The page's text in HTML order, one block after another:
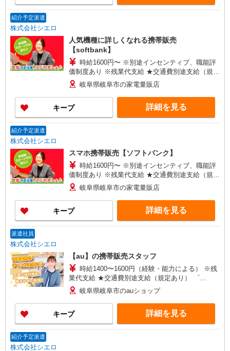
認定資格を取得すると資格手当が追加支給されま
紹介予定派遣
株式会社シエロ
人気機種に詳しくなれる携帯販売
【softbank】
時給1600円〜 ※別途インセンティブ、職能評
価制度あり ※残業代支給 ★交通費別途支給（規定
あり） ゜+゜・。○。・゜+゜・。○。・゜+゜ 入
社祝い金10万円支給(規定有) お友達を紹介頂くと,
インセンティブ支給(規定有) ★月2回払い・週払い
可能（規程有）★ ゜・。○。・゜+゜・。○。・゜
+゜
岐阜県岐阜市の家電量販店
キープ 詳細を見る
紹介予定派遣
株式会社シエロ
スマホ携帯販売【ソフトバンク】
時給1600円〜 ※別途インセンティブ、職能評
価制度あり ※残業代支給 ★交通費別途支給（規定
あり） ゜+゜・。○。・゜+゜・。○。・゜+゜ 入
社祝い金10万円支給(規定有) お友達を紹介頂くと,
インセンティブ支給(規定有) ★月2回払い・週払い
可能（規程有）★ ゜・。○。・゜+゜・。○。・゜
+゜
岐阜県岐阜市の家電量販店
キープ 詳細を見る
派遣社員
株式会社シエロ
【au】の携帯販売スタッフ
時給1400〜1600円（経験・能力による） ※残
業代支給 ★交通費別途支給（規定あり） ゜
+゜・。○。・゜+゜・。○。・゜+゜ 入社祝い金10
万円支給(規定有) お友達を紹介頂くと, インセンテ
ィブ支給(規定有) ★月2回払い・週払い可能（規程
有）★ ゜・。○。・゜+゜・。○。・゜+゜
岐阜県岐阜市のauショップ
キープ 詳細を見る
紹介予定派遣
株式会社シエロ